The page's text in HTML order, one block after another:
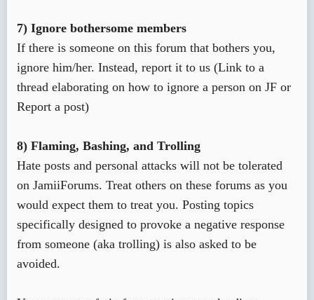
7) Ignore bothersome members
If there is someone on this forum that bothers you,
ignore him/her. Instead, report it to us (Link to a
thread elaborating on how to ignore a person on JF or
Report a post)
8) Flaming, Bashing, and Trolling
Hate posts and personal attacks will not be tolerated
on JamiiForums. Treat others on these forums as you
would expect them to treat you. Posting topics
specifically designed to provoke a negative response
from someone (aka trolling) is also asked to be
avoided.